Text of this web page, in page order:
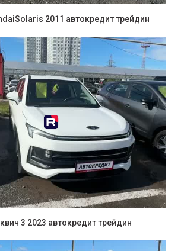
2011 автокредит трейдин
3 2023 автокредит трейдин